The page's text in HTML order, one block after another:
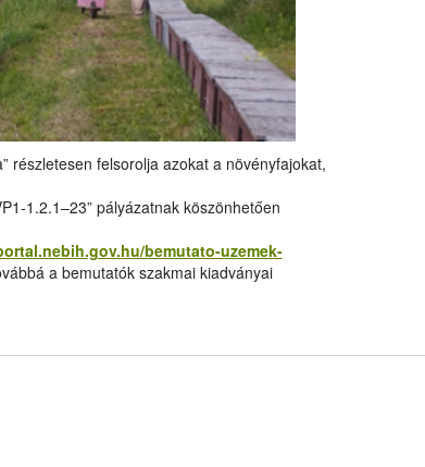
részletesen felsorolja azokat a növényfajokat,
1.2.1–23” pályázatnak köszönhetően
bemutato-uzemek-
a bemutatók szakmai kiadványai